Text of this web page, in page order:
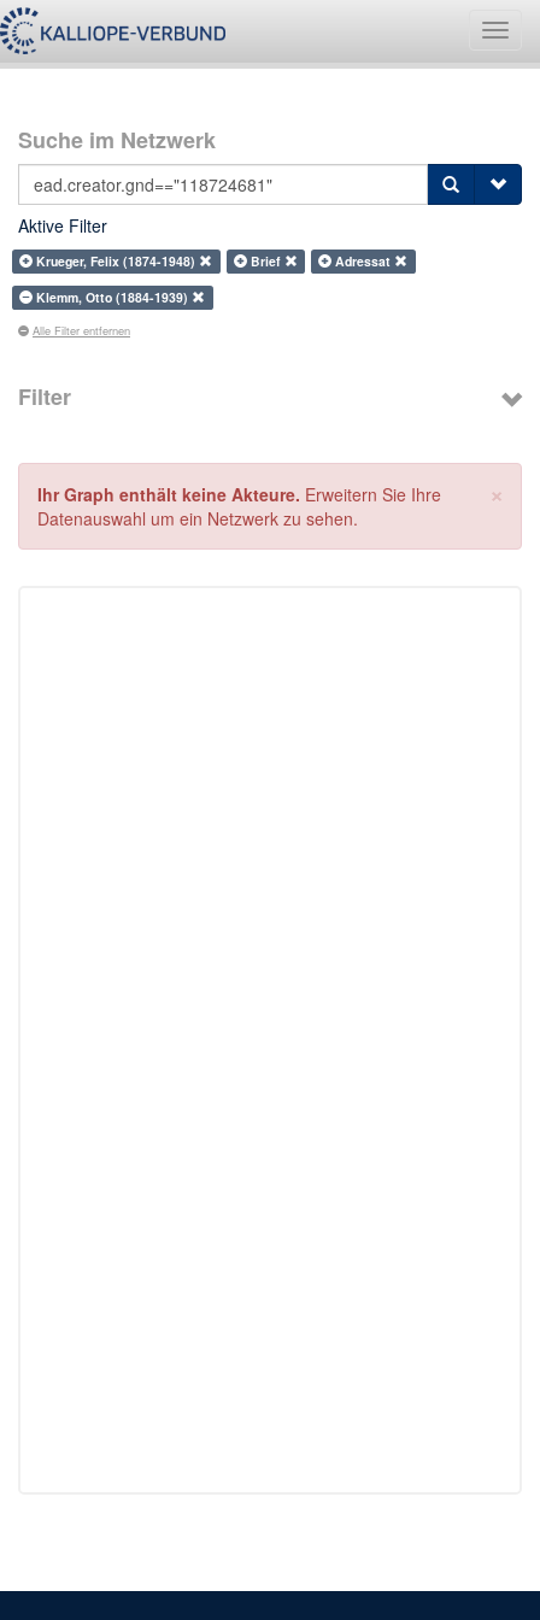
Suche im Netzwerk
Aktive Filter
Krueger, Felix (1874-1948) Brief
Adressat
Klemm, Otto (1884-1939)
Alle Filter entfernen
Filter
×
Ihr Graph enthält keine Akteure. Erweitern Sie Ihre
Datenauswahl um ein Netzwerk zu sehen.